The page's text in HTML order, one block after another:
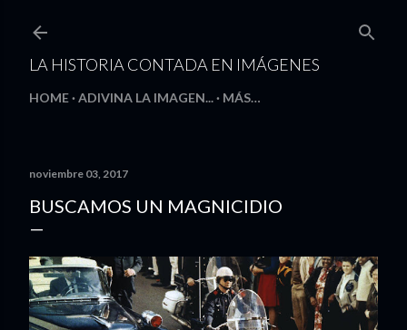
LA HISTORIA CONTADA EN IMÁGENES
HOME ADIVINA LA IMAGEN... MÁS…
noviembre 03, 2017
BUSCAMOS UN MAGNICIDIO